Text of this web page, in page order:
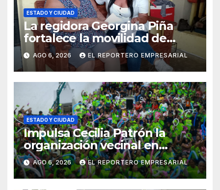
ESTADO Y CIUDAD
La regidora Georgina Piña
fortalece la movilidad de
adultos mayores con la
entrega de aparatos
ortopédicos
AGO 6, 2026 EL REPORTERO EMPRESARIAL
ESTADO Y CIUDAD
Impulsa Cecilia Patrón la
organización vecinal en
Mérida y suma a comités de
vigilancia en la prevención
social del delito
AGO 6, 2026 EL REPORTERO EMPRESARIAL